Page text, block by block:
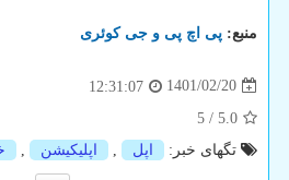
منبع: پی اچ پی و جی كوئری
1401/02/20
12:31:07
5.0
/
5
تگهای خبر:
اپل , اپلیكیشن ,